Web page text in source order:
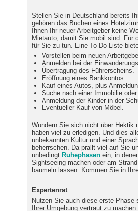
Stellen Sie in Deutschland bereits
gehören das Buchen eines
Ihnen Ihr neuer Arbeitgeber keine
Mietauto, damit Sie mobil sind. Für
für Sie zu tun. Eine To-Do-Liste
Vorstellen beim neuen
Anmelden bei der
Übertragung des Führerscheins.
Eröffnung eines Bankkontos.
Kauf eines Autos, plus
Suche nach einer Immobilie
Anmeldung der Kinder in der
Eventueller Kauf von Möbel.
Wundern Sie sich nicht über Hektik
haben viel zu erledigen. Und dies
unbekannten Kultur und einer
beherrschen. Da prallt viel auf Sie
unbedingt Ruhephasen ein, in
Sightseeing machen oder am
baumeln lassen. Kommen Sie in
Expertenrat
Nutzen Sie auch diese erste Phase
Ihrer Umgebung vertraut zu